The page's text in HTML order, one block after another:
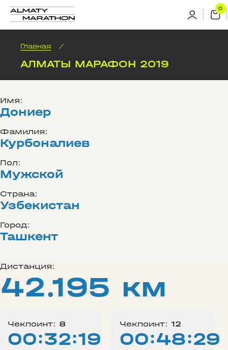
Главная /
АЛМАТЫ МАРАФОН 2019
Имя:
Дониер
Фамилия:
Курбоналиев
Пол:
Мужской
Страна:
Узбекистан
Город:
Ташкент
Дистанция:
42.195 км
Чекпоинт: 8
00:32:19
Чекпоинт: 12
00:48:29